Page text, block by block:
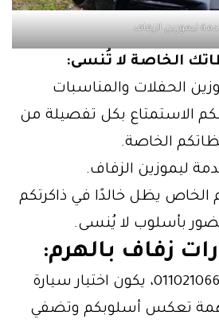
ليموزين الزفاف
الخاصة لا تُنسى:
الحفلات والمناسبات
يمكنكم الاستمتاع بكل تفصيلة من
الخاصة.
ليموزين الزفاف.
الخاص يظل خالدًا في ذاكرتكم
بأسلوب لا يُنسى.
زفاف بالهرم:
في يوم الفرح 01102106655، يكون اختيار سيارة
تعكس أسلوبكم وتضفي